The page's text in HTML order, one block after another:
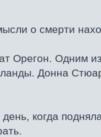
о смерти
Орегон. Одним
Донна
когда